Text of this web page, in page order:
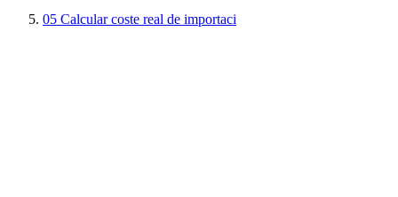
05 Calcular coste real de importaci